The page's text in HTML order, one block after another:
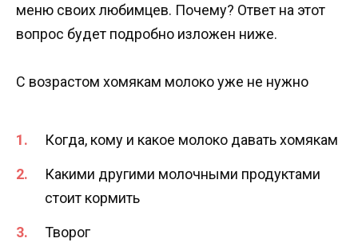
меню своих любимцев. Почему? Ответ на этот
вопрос будет подробно изложен ниже.
С возрастом хомякам молоко уже не нужно
Когда, кому и какое молоко давать хомякам
Какими другими молочными продуктами
стоит кормить
Творог